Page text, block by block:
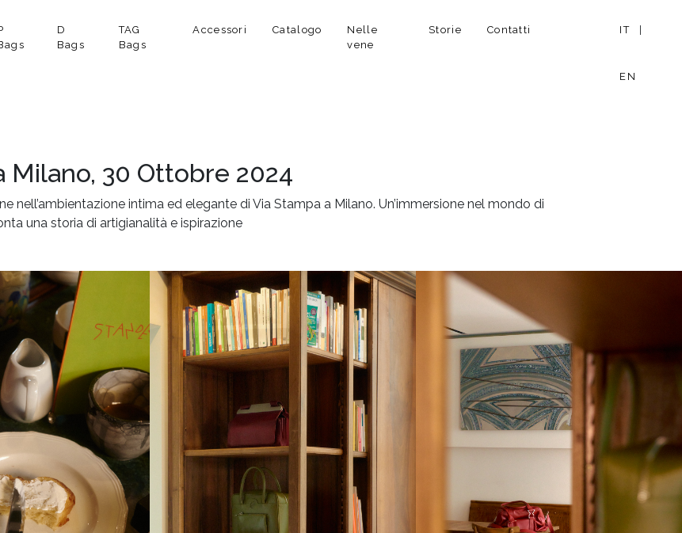
D
Bags
TAG
Bags
Accessori Catalogo
Nelle
vene
Storie Contatti IT
EN
Milano, 30 Ottobre 2024
nell’ambientazione intima ed elegante di Via Stampa a Milano. Un’immersione nel mondo di
una storia di artigianalità e ispirazione